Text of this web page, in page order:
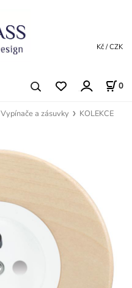
0
Kč / CZK
Vypínače a zásuvky
KOLEKCE